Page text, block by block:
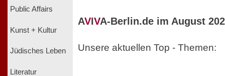
Public Affairs
Kunst + Kultur
Jüdisches Leben
Literatur
AVIVA-Berlin.de im August
Unsere aktuellen Top - Themen: